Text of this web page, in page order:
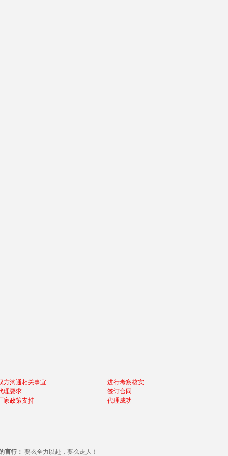
方沟通相关事宜
理要求
家政策支持
进行考察核实
签订合同
代理成功
言行： 要么全力以赴，要么走人！